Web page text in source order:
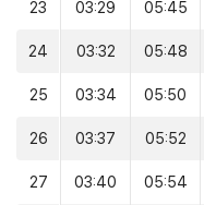
23 03:29 05:45
24 03:32 05:48
25 03:34 05:50
26 03:37 05:52
27 03:40 05:54